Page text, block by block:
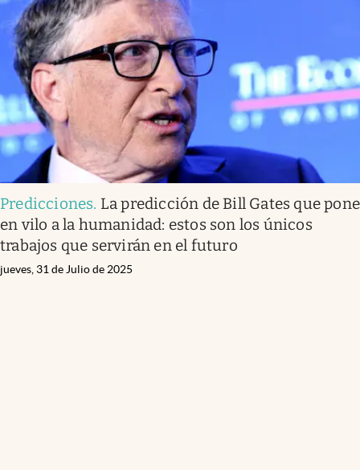
Predicciones. La predicción de Bill Gates que pone
en vilo a la humanidad: estos son los únicos
trabajos que servirán en el futuro
jueves, 31 de Julio de 2025